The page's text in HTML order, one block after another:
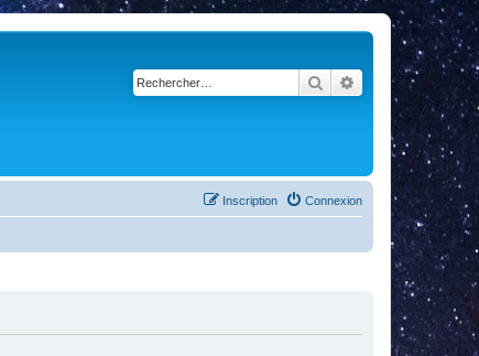
RechercherRecherche
Connexion
Inscription